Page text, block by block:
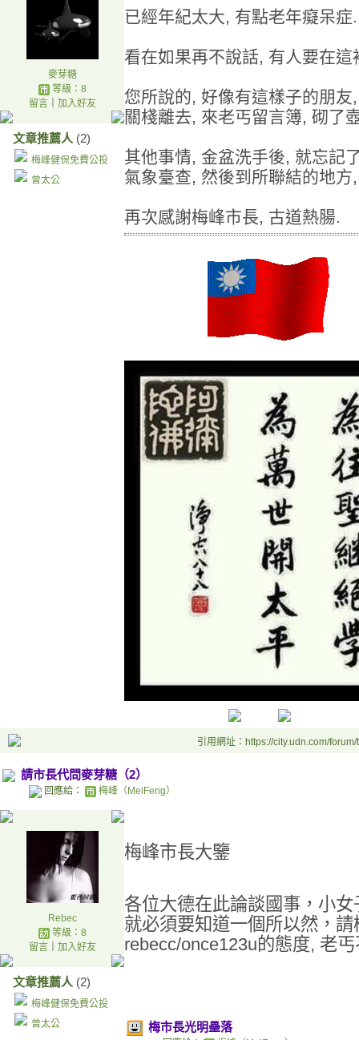
麥芽糖
等級：8
留言｜ 加入好友
文章推薦人 (2)
梅峰健保免費公投
曾太公
已經年紀太大, 有點老年癡呆症.
看在如果再不說話, 有人要在
您所說的, 好像有這樣子的朋
關棧離去, 來老丐留言簿, 砌了
其他事情, 金盆洗手後, 就忘記
氣象臺查, 然後到所聯結的地方
再次感謝梅峰市長, 古道熱腸.
引用網址：https://city.udn.com/
請市長代問麥芽糖（2）
回應給： 梅峰（MeiFeng）
Rebec
等級：8
留言｜ 加入好友
文章推薦人 (2)
梅峰健保免費公投
曾太公
梅峰市長大鑒
各位大德在此論談國事，小
就必須要知道一個所以然，
rebecc/once123u的態度, 老
梅市長光明壘落